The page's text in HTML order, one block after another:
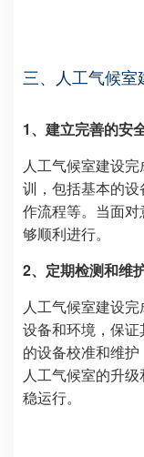
三、 人工气候
1、建立完善的安
人工气候室建设
训，包括基本的
作流程等。当面
够顺利进行。
2、定期检测和维
人工气候室建设
设备和环境，保
的设备校准和维
人工气候室的升
稳运行。